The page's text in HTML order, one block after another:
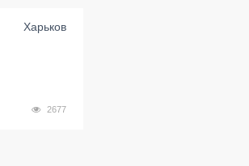
Харьков
2677